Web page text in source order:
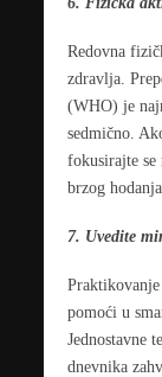
Redovna
zdravlja.
(WHO) je
sedmično.
fokusirajte
brzog
7. Uvedite
pomoći u
Jednostavne
dnevnika